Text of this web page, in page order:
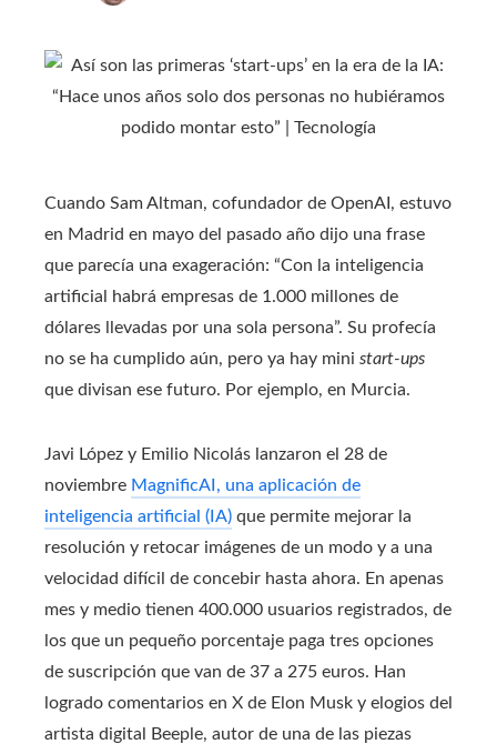
Cuando Sam Altman, cofundador de OpenAI, estuvo
en Madrid en mayo del pasado año dijo una frase
que parecía una exageración: “Con la inteligencia
artificial habrá empresas de 1.000 millones de
dólares llevadas por una sola persona”. Su profecía
no se ha cumplido aún, pero ya hay mini start-ups
que divisan ese futuro. Por ejemplo, en Murcia.
Javi López y Emilio Nicolás lanzaron el 28 de
noviembre MagnificAI, una aplicación de
inteligencia artificial (IA) que permite mejorar la
resolución y retocar imágenes de un modo y a una
velocidad difícil de concebir hasta ahora. En apenas
mes y medio tienen 400.000 usuarios registrados, de
los que un pequeño porcentaje paga tres opciones
de suscripción que van de 37 a 275 euros. Han
logrado comentarios en X de Elon Musk y elogios del
artista digital Beeple, autor de una de las piezas